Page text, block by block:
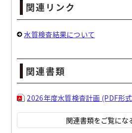
関連リンク
水質検査結果について
関連書類
2026年度水質検査計画 (PDF形
関連書類をご覧にな